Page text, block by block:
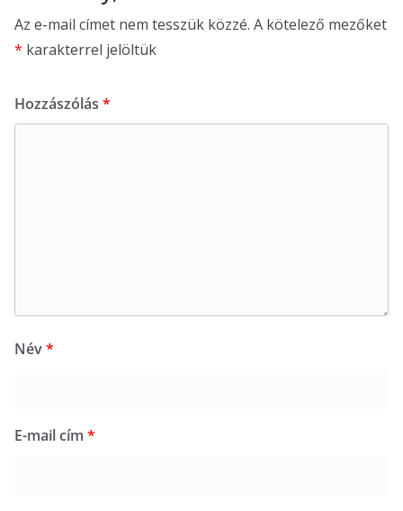
Az e-mail címet nem tesszük közzé. A kötelező mezőket
* karakterrel jelöltük
Hozzászólás *
Név*
E-mail cím *